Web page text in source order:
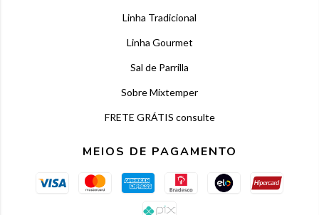
Linha Tradicional
Linha Gourmet
Sal de Parrilla
Sobre Mixtemper
FRETE GRÁTIS consulte
MEIOS DE PAGAMENTO